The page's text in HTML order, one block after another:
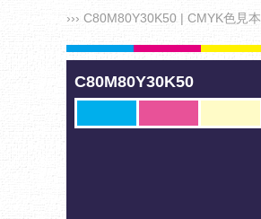
››› C80M80Y30K50 | CMYK色見本
C80M80Y30K50